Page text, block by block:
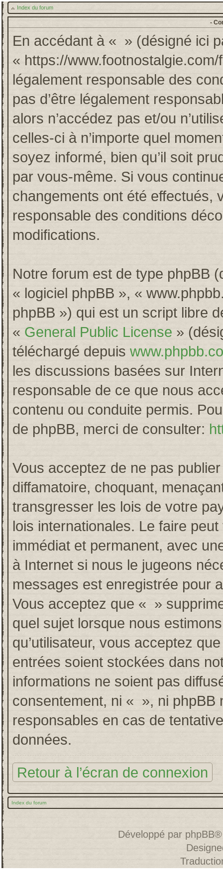
Index du forum
-
En accédant à « » (désigné ici
« https://
légalement responsable des
pas d’être légalement
alors n’accédez pas et/ou
celles-ci à n’importe quel
soyez informé, bien qu’il soit
par vous-même. Si vous
changements ont été effectués,
responsable des conditions
modifications.
Notre forum est de type phpBB
« logiciel phpBB », «
phpBB ») qui est un script libre
« General Public License »
téléchargé depuis
les discussions basées sur
responsable de ce que nous
contenu ou conduite permis.
de phpBB, merci de consulter:
Vous acceptez de ne pas
diffamatoire, choquant,
transgresser les lois de votre
lois internationales. Le faire
immédiat et permanent, avec
à Internet si nous le jugeons
messages est enregistrée pour
Vous acceptez que « »
quel sujet lorsque nous
qu’utilisateur, vous acceptez
entrées soient stockées dans
informations ne soient pas
consentement, ni « », ni phpBB
responsables en cas de
données.
Retour à l’écran de connexion
Index du forum
Développé par phpBB®